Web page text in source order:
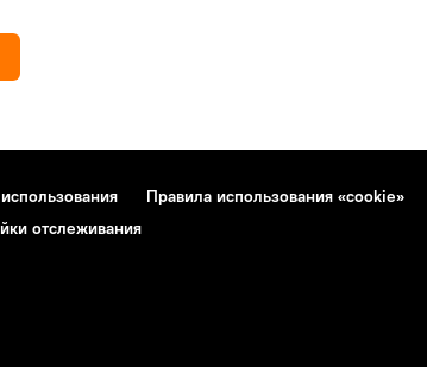
Правила использования «cookie»
отслеживания